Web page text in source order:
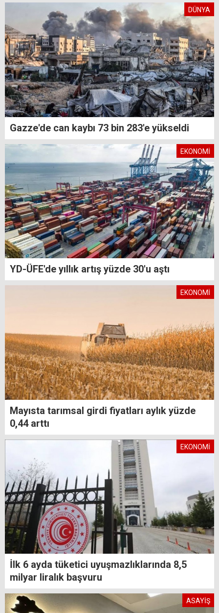
DÜNYA
Gazze'de can kaybı 73 bin 283'e yükseldi
EKONOMİ
YD-ÜFE'de yıllık artış yüzde 30'u aştı
EKONOMİ
Mayısta tarımsal girdi fiyatları aylık yüzde
0,44 arttı
EKONOMİ
İlk 6 ayda tüketici uyuşmazlıklarında 8,5
milyar liralık başvuru
ASAYİŞ